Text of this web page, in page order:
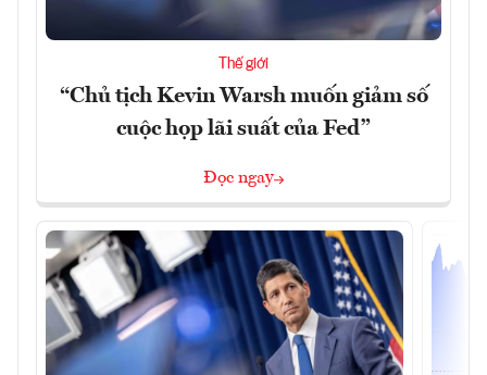
Thế giới
“Chủ tịch Kevin Warsh muốn giảm số
cuộc họp lãi suất của Fed”
Đọc ngay